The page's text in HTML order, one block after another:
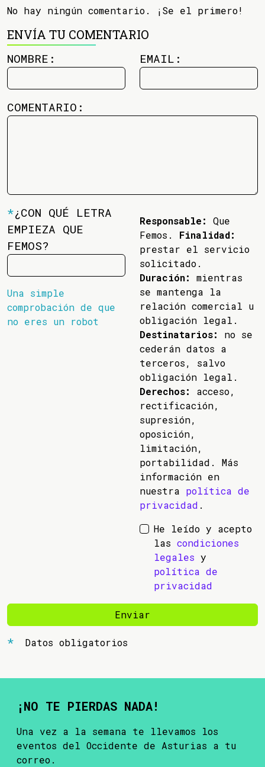
No hay ningún comentario. ¡Se el primero!
ENVÍA TU COMENTARIO
NOMBRE: EMAIL:
COMENTARIO:
*¿CON QUÉ LETRA
EMPIEZA QUE
FEMOS?
Una simple
comprobación de que
no eres un robot
Responsable:
Que
Femos. Finalidad:
prestar el servicio
solicitado.
Duración:
mientras
se mantenga la
relación comercial u
obligación legal.
Destinatarios:
no se
cederán datos a
terceros, salvo
obligación legal.
Derechos:
acceso,
rectificación,
supresión,
oposición,
limitación,
portabilidad. Más
información en
nuestra política de
privacidad .
He leído y acepto
las condiciones
legales y
política de
privacidad
Enviar
Datos obligatorios
¡NO TE PIERDAS NADA!
Una vez a la semana te llevamos los
eventos del Occidente de Asturias a tu
correo.